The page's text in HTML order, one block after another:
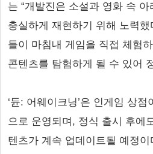
는 “개발진은 소설과 영화 속
충실하게 재현하기 위해 노력했
들이 마침내 게임을 직접 체험
콘텐츠를 탐험하게 될 수 있어
‘듄: 어웨이크닝’은 인게임 상
으로 운영되며, 정식 출시 후에
텐츠가 계속 업데이트될 예정이